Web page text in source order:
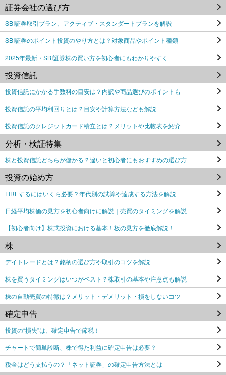
証券会社の選び方
SBI証券取引プラン、アクティブ・スタンダートプランを解説
SBI証券のポイント投資のやり方とは？対象商品やポイント種類
2025年最新・SBI証券株の買い方を初心者にもわかりやすく
投資信託
投資信託にかかる手数料の目安は？内訳や商品選びのポイントも
投資信託の平均利回りとは？目安や計算方法なども解説
投資信託のクレジットカード積立とは？メリットや比較表を紹介
分析・検証特集
株と投資信託どちらが儲かる？違いと初心者にもおすすめの選び方
投資の始め方
FIREするにはいくら必要？年代別の試算や達成する方法を解説
日経平均株価の見方を初心者向けに解説｜売買のタイミングを解説
【初心者向け】株式投資における基本！板の見方を徹底解説！
株
デイトレードとは？銘柄の選び方や取引のコツを解説
株を買うタイミングはいつがベスト？株取引の基本や注意点も解説
株の自動売買の特徴は？メリット・デメリット・損をしないコツ
確定申告
投資の“損失”は、確定申告で節税！
チャートで簡単診断、株で得た利益に確定申告は必要？
税金はどう支払うの？「ネット証券」の確定申告方法とは